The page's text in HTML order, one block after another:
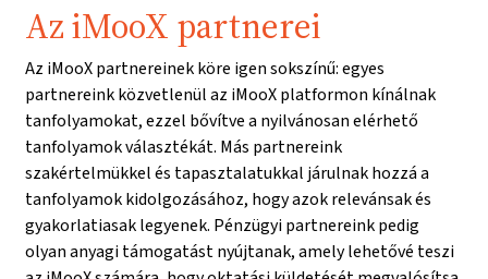
Az iMooX partnerei
Az iMooX partnereinek köre igen sokszínű: egyes
partnereink közvetlenül az iMooX platformon kínálnak
tanfolyamokat, ezzel bővítve a nyilvánosan elérhető
tanfolyamok választékát. Más partnereink
szakértelmükkel és tapasztalatukkal járulnak hozzá a
tanfolyamok kidolgozásához, hogy azok relevánsak és
gyakorlatiasak legyenek. Pénzügyi partnereink pedig
olyan anyagi támogatást nyújtanak, amely lehetővé teszi